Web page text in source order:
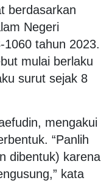
berdasarkan
Negeri
tahun 2023.
mulai berlaku
surut sejak 8
mengakui
“Panlih
dibentuk) karena
kata